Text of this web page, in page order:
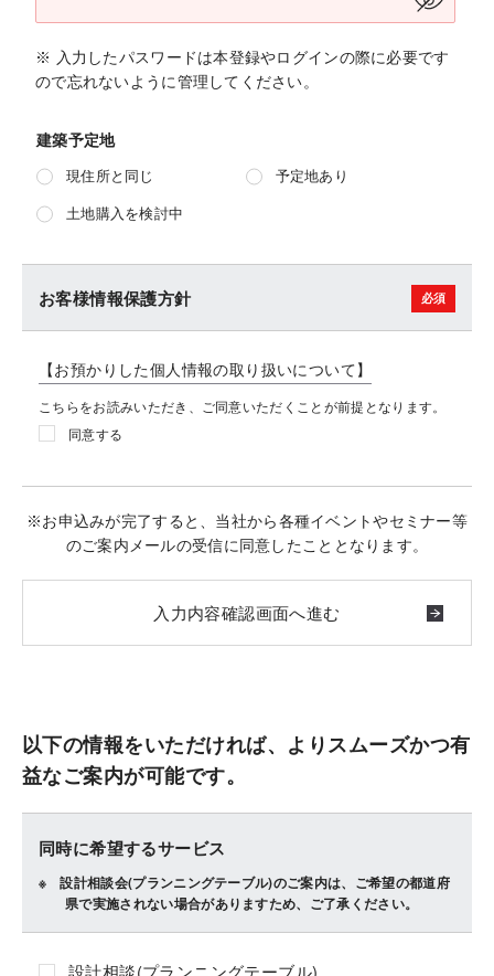
※ 入力したパスワードは本登録やログインの際に必要です
ので忘れないように管理してください。
建築予定地
現住所と同じ 予定地あり
土地購入を検討中
お客様情報保護方針
【お預かりした個人情報の取り扱いについて】
こちらをお読みいただき、ご同意いただくことが前提となります。
同意する
※お申込みが完了すると、当社から各種イベントやセミナー等
のご案内メールの受信に同意したこととなります。
以下の情報をいただければ、よりスムーズかつ有
益なご案内が可能です。
同時に希望するサービス
設計相談会(プランニングテーブル)のご案内は、ご希望の都道府
県で実施されない場合がありますため、ご了承ください。
設計相談(プランニングテーブル)